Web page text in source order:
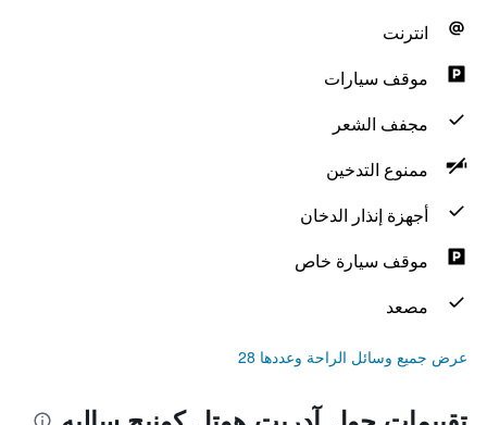
انترنت
موقف سيارات
مجفف الشعر
ممنوع التدخين
أجهزة إنذار الدخان
موقف سيارة خاص
مصعد
عرض جميع وسائل الراحة وعددها 28